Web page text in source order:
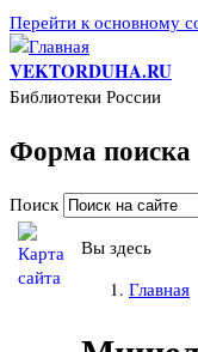
Перейти к основному
VEKTORDUHA.RU
Библиотеки России
Форма поиска
Поиск
Вы здесь
Главная